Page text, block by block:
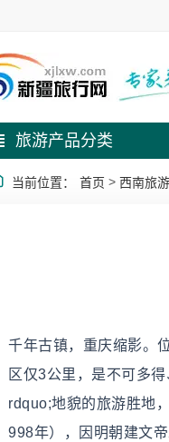
旅游产品分类
当前位置： 首页 > 西南旅游
千年古镇，重庆缩影。
区仅3公里，是不可多
rdquo;地貌的旅游胜地
998年），因明朝建文